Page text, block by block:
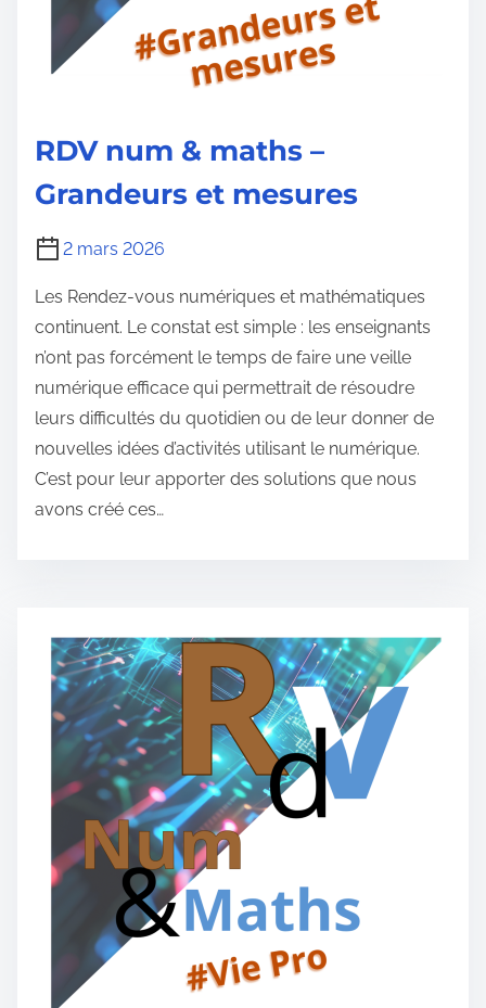
RDV num & maths –
Grandeurs et mesures
2 mars 2026
Les Rendez-vous numériques et mathématiques
continuent. Le constat est simple : les enseignants
n’ont pas forcément le temps de faire une veille
numérique efficace qui permettrait de résoudre
leurs difficultés du quotidien ou de leur donner de
nouvelles idées d’activités utilisant le numérique.
C’est pour leur apporter des solutions que nous
avons créé ces…